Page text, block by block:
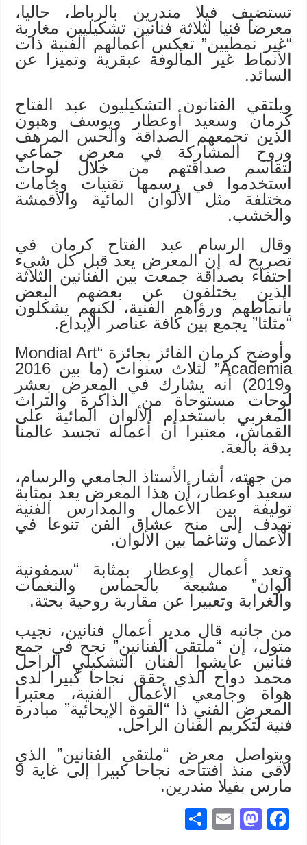
تستضيف فيلا مندرين بالرباط، حاليا،
معرضا فنيا لثلاثة فنانين تشكيليين مغاربة
“غير نمطيين” تعكس أعمالهم الفنية ذات
الأنماط غير المألوفة عبقرية وتميزا عن
السائد.
ويلتقي الفنانون التشكيليون عبد الفتاح
كرمان وسعيد أوعطار ويوسف وهبون
الذين تجمعهم الصداقة والحس المرهف
وروح المشاركة في معرض جماعي
لتقاسم صداقتهم من خلال لوحات
استخدموا في رسمها تقنيات وخامات
مختلفة مثل الألوان المائية والأقمشة
والخشب.
وقال الرسام عبد الفتاح كرمان في
تصريح له إن المعرض يعد قبل كل شيء
احتفاء بصداقة جمعت بين الفنانين الثلاثة
الذين يختلفون عن بعضهم البعض
بأنماطهم ورؤاهم الفنية، لكنهم يشكلون
“مثلثا” يجمع بين كافة عناصر الإبداع.
وأوضح كرمان الفائز بجائزة “Mondial Art
Academia” لثلاث سنوات (ما بين 2016
و2019) أنه يشارك في المعرض بعشر
لوحات مستوحاة من الذاكرة والتراث
المغربي باستخدام الألوان المائية على
القماش، معتبرا أن أعماله تجسد عالمنا
بدقة بالغة.
من جهته، أشار الأستاذ الجامعي والرسام،
سعيد أوعطار، أن هذا المعرض يعد بمثابة
توليفة بين الأعمال والمدارس الفنية
تهدف إلى منح عشاق الفن تنوعا في
الأعمال وتناغما بين الألوان.
وتعد أعمال إوعطار بمثابة “سمفونية
ألوان” مشبعة بالحماس والنغمات
والغرابة وتعبيرا عن مقاربة روحية بحتة.
من جانبه قال مدير أعمال فنانين، نجيب
متول، إن “ملتقى الفنانين” نجح في جمع
فنانين عايشوا الفنان التشكيلي الراحل
محمد دواح الذي حقق نجاحا كبيرا لدى
هواة وجامعي الأعمال الفنية، معتبرا
المعرض الفني ذا “القوة الإيحائية” مبادرة
فنية لتكريم الفنان الراحل.
ويتواصل معرض “ملتقى الفنانين” الذي
لاقى منذ افتتاحه نجاحا كبيرا إلى غاية 9
مارس بفيلا مندرين.
Fa
M
E